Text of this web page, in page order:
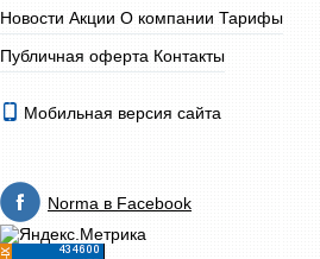
Новости Акции О компании Тарифы
Публичная оферта Контакты
Мобильная версия сайта
Norma в Facebook